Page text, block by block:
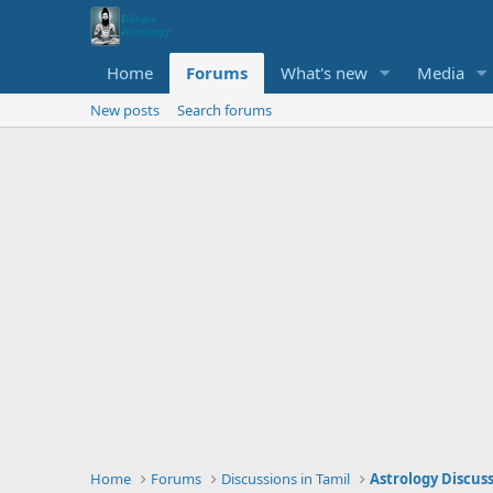
Home Forums What's new Media
New posts Search forums
Home Forums Discussions in Tamil Astrology